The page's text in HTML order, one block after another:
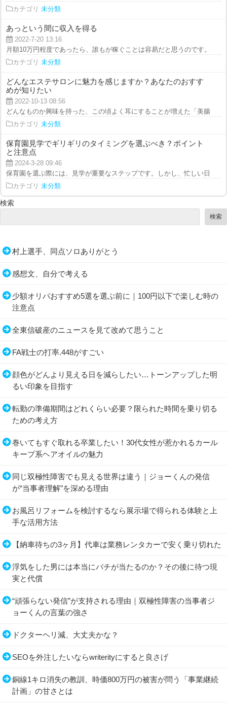
カテゴリ 未分類
あっという間に収入を得る
2022-7-20 13:16
月額10万円程度であったら、誰もが稼ぐことは容易だと思うのです。仕掛
カテゴリ 未分類
どんなエステサロンに魅力を感じますか？あなたのおすす
めが知りたい
2022-10-13 08:56
どんなものか興味を持った、この頃よく耳にすることが増えた「美腸トリ
カテゴリ 未分類
保育園見学でギリギリのタイミングを選ぶべき？ポイント
と注意点
2024-3-28 09:46
保育園を選ぶ際には、見学が重要なステップです。しかし、忙しい日常の
カテゴリ 未分類
検索
検索
村上選手、同点ソロありがとう
感想文、自分で考える
少額オリパおすすめ5選を選ぶ前に｜100円以下で楽しむ時の
注意点
全東信破産のニュースを見て改めて思うこと
FA戦士の打率.448がすごい
顔色がどんより見える日を減らしたい…トーンアップした明
るい印象を目指す
転勤の準備期間はどれくらい必要？限られた時間を乗り切る
ための考え方
巻いてもすぐ取れる卒業したい！30代女性が惹かれるカール
キープ系ヘアオイルの魅力
同じ双極性障害でも見える世界は違う｜ジョーくんの発信
が“当事者理解”を深める理由
お風呂リフォームを検討するなら展示場で得られる体験と上
手な活用方法
【納車待ちの3ヶ月】代車は業務レンタカーで安く乗り切れた
浮気をした男には本当にバチが当たるのか？その後に待つ現
実と代償
“頑張らない発信”が支持される理由｜双極性障害の当事者ジ
ョーくんの言葉の強さ
ドクターヘリ減、大丈夫かな？
SEOを外注したいならwriterityにすると良さげ
銅線1キロ消失の教訓、時価800万円の被害が問う「事業継続
計画」の甘さとは